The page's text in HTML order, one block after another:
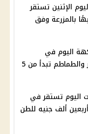
الإثنين تستقر
تسجل 60 جنيهًا بالمزرعة وفق
اليوم في
الأسواق وسوق العبور والطماطم تبدأ من 5
اليوم تستقر في
ألف جنيه للطن